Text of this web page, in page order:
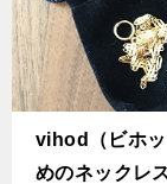
vihod（ビホ
めのネックレ